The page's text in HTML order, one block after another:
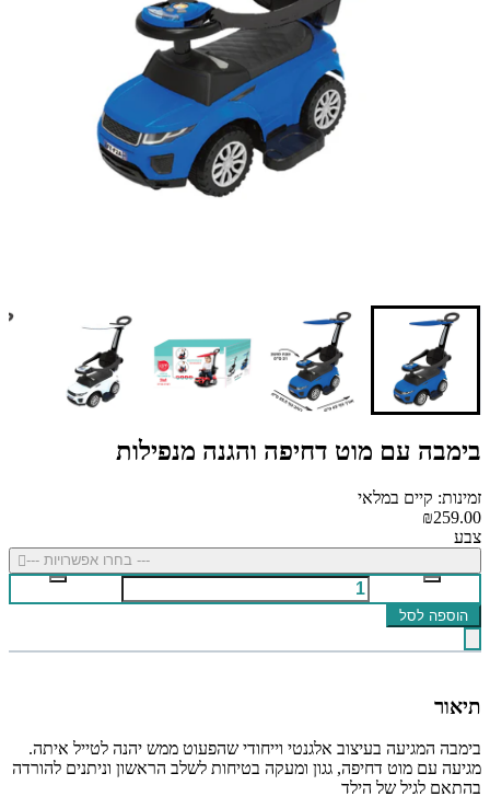
בימבה עם מוט דחיפה והגנה מנפילות
זמינות: קיים במלאי
₪259.00
צבע
--- בחרו אפשרויות ---
הוספה לסל
תיאור
בימבה המגיעה בעיצוב אלגנטי וייחודי שהפעוט ממש יהנה לטייל איתה.
מגיעה עם מוט דחיפה, גגון ומעקה בטיחות לשלב הראשון וניתנים להורדה
בהתאם לגיל של הילד